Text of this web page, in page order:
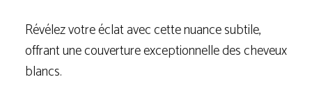
Révélez votre éclat avec cette nuance subtile,
offrant une couverture exceptionnelle des cheveux
blancs.